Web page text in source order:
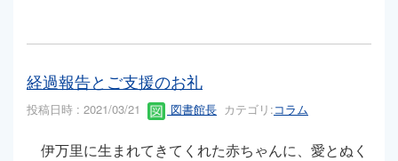
経過報告とご支援のお礼
投稿日時 : 2021/03/21 図書館長 カテゴリ:コラム
伊万里に生まれてきてくれた赤ちゃんに、愛とぬく